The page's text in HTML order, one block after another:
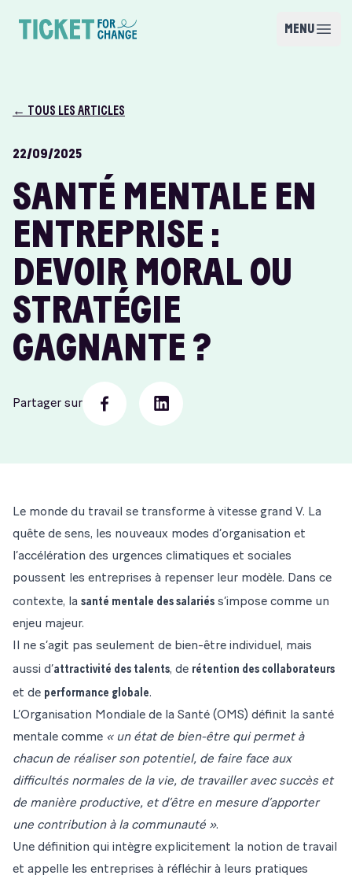
Open
MENU
← TOUS LES ARTICLES
22/09/2025
SANTÉ MENTALE EN
ENTREPRISE :
DEVOIR MORAL OU
STRATÉGIE
GAGNANTE ?
Partager sur
FacebookLinkedin
Le monde du travail se transforme à vitesse grand V. La
quête de sens, les nouveaux modes d’organisation et
l’accélération des urgences climatiques et sociales
poussent les entreprises à repenser leur modèle. Dans ce
contexte, la santé mentale des salariés s’impose comme un
enjeu majeur.
Il ne s’agit pas seulement de bien-être individuel, mais
aussi d’attractivité des talents, de rétention des collaborateurs
et de performance globale.
L’Organisation Mondiale de la Santé (OMS) définit la santé
mentale comme « un état de bien-être qui permet à
chacun de réaliser son potentiel, de faire face aux
difficultés normales de la vie, de travailler avec succès et
de manière productive, et d’être en mesure d’apporter
une contribution à la communauté ».
Une définition qui intègre explicitement la notion de travail
et appelle les entreprises à réfléchir à leurs pratiques